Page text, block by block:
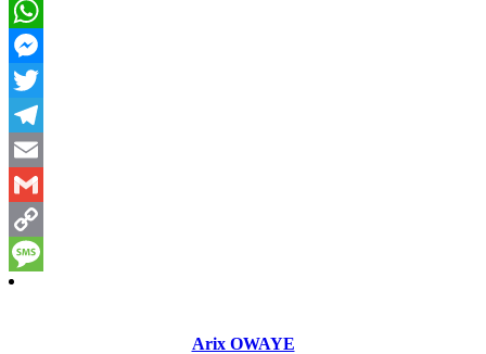
Facebook
WhatsApp
Messenger
Twitter
Telegram
Email
Gmail
Copy
Link
Message
Arix OWAYE